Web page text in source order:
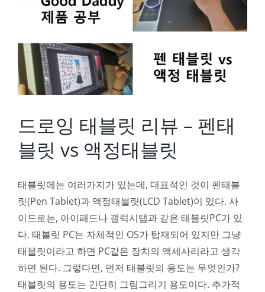
드로잉 태블릿 리뷰 – 펜태
블릿 vs 액정태블릿
태블릿에는 여러가지가 있는데, 대표적인 것이 펜태블
릿(Pen Tablet)과 액정태블릿(LCD Tablet)이 있다. 사
이드로는, 아이패드나 갤럭시탭과 같은 태블릿PC가 있
다. 태블릿 PC는 자체적인 OS가 탑재되어 있지만 그냥
태블릿이라고 하면 PC같은 장치의 액세사리라고 생각
하면 된다. 그렇다면, 먼저 태블릿의 용도는 무엇인가?
태블릿의 용도는 간단히 그림그리기 용도이다. 추가적